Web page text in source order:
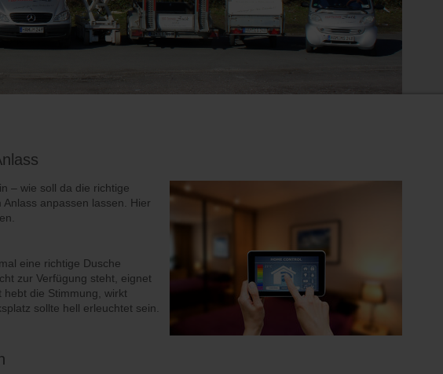
– wie soll da die richtige
anpassen lassen. Hier
eine richtige Dusche
zur Verfügung steht, eignet
die Stimmung, wirkt
sollte hell erleuchtet sein.